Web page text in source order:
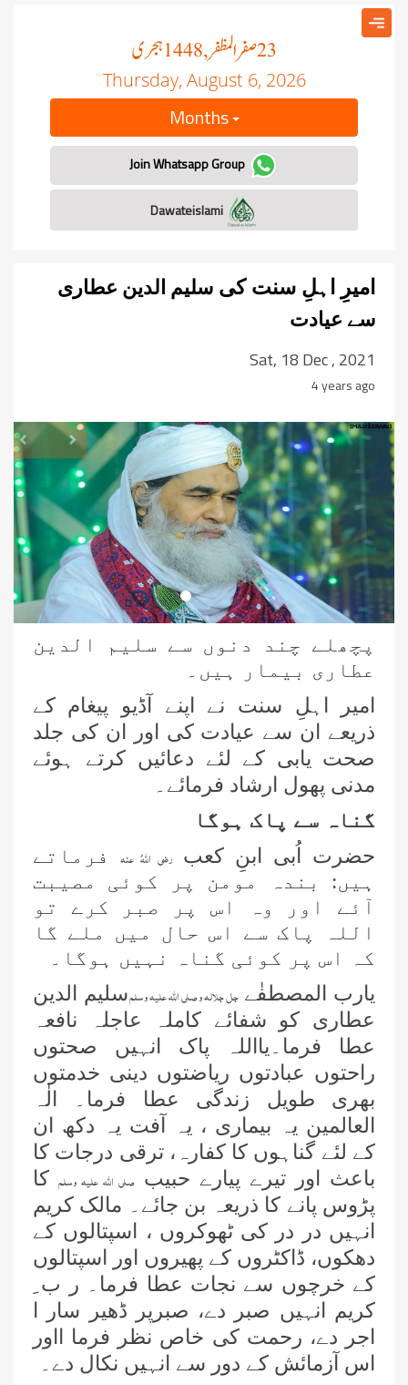
23صفر المظفر, 1448 ہجری
Thursday, August 6, 2026
Months
Join Whatsapp Group
امیرِ اہلِ سنت کی سلیم الدین عطاری
سے عیادت
Sat, 18 Dec , 2021
4 years ago
Next
پچھلے چند دنوں سے سلیم الدین
عطاری بیمار ہیں۔
امیر اہلِ سنت نے اپنے آڈیو پیغام کے
ذریعے ان سے عیادت کی اور ان کی جلد
صحت یابی کے لئے دعائیں کرتے ہوئے
مدنی پھول ارشاد فرمائے۔
گناہ سے پاک ہوگا
حضرت اُبی ابنِ کعب رضی اللہُ عنہ فرماتے
ہیں: بندہ مومن پر کوئی مصیبت
آئے اور وہ اس پر صبر کرے تو
اللہ پاک سے اس حال میں ملے گا
کہ اس پر کوئی گناہ نہیں ہوگا۔
یارب المصطفٰےجل جلالہ و صلی اللہ علیہ وسلمسلیم الدین
عطاری کو شفائے کاملہ عاجلہ نافعہ
عطا فرما۔یااللہ پاک انہیں صحتوں
راحتوں عبادتوں ریاضتوں دینی خدمتوں
بھری طویل زندگی عطا فرما۔ الٰہ
العالمین یہ بیماری ، یہ آفت یہ دکھ ان
کے لئے گناہوں کا کفارہ، ترقی درجات کا
باعث اور تیرے پیارے حبیب صلی اللہ علیہ وسلم کا
پڑوس پانے کا ذریعہ بن جائے۔ مالک کریم
انہیں در در کی ٹھوکروں ، اسپتالوں کے
دھکوں، ڈاکٹروں کے پھیروں اور اسپتالوں
کے خرچوں سے نجات عطا فرما۔ ر ب ِ
کریم انہیں صبر دے، صبرپر ڈھیر سار ا
اجر دے، رحمت کی خاص نظر فرما ااور
اس آزمائش کے دور سے انہیں نکال دے۔